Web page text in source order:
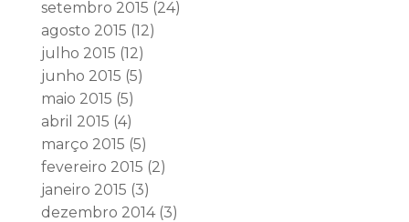
setembro 2015 (24)
agosto 2015 (12)
julho 2015 (12)
junho 2015 (5)
maio 2015 (5)
abril 2015 (4)
março 2015 (5)
fevereiro 2015 (2)
janeiro 2015 (3)
dezembro 2014(3)